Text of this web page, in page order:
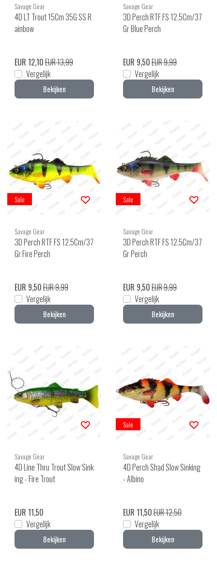
Savage Gear
4D LT Trout 15Cm 35G SS R
ainbow
EUR 12,10EUR 13,99
Vergelijk
Bekijken
Savage Gear
3D Perch RTF FS 12.5Cm/37
Gr Blue Perch
EUR 9,50EUR 9,99
Vergelijk
Bekijken
Sale
Savage Gear
3D Perch RTF FS 12.5Cm/37
Gr Fire Perch
EUR 9,50EUR 9,99
Vergelijk
Bekijken
Sale
Savage Gear
3D Perch RTF FS 12.5Cm/37
Gr Perch
EUR 9,50EUR 9,99
Vergelijk
Bekijken
Savage Gear
4D Line Thru Trout Slow Sink
ing - Fire Trout
EUR 11,50
Vergelijk
Bekijken
Sale
Savage Gear
4D Perch Shad Slow Sinking
- Albino
EUR 11,50EUR 12,50
Vergelijk
Bekijken